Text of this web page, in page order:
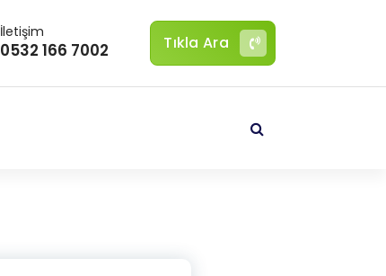
İletişim
0532 166 7002 Tıkla Ara